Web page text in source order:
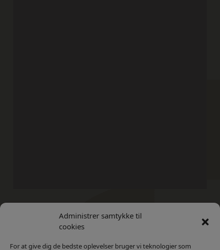
Administrer samtykke til
cookies
For at give dig de bedste oplevelser bruger vi teknologier som
Kontakt